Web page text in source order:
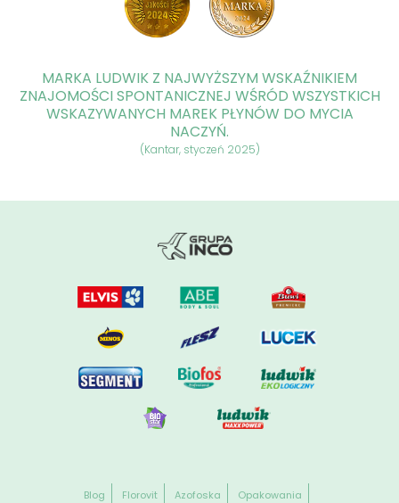
MARKA LUDWIK Z NAJWYŻSZYM WSKAŹNIKIEM
ZNAJOMOŚCI SPONTANICZNEJ WŚRÓD WSZYSTKICH
WSKAZYWANYCH MAREK PŁYNÓW DO MYCIA
NACZYŃ.
(Kantar, styczeń 2025)
Blog Florovit Azofoska Opakowania